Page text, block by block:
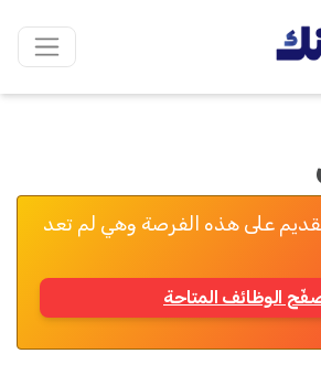
على هذه الفرصة وهي لم تعد
الوظائف المتاحة